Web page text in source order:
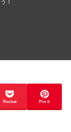
Pocket Pin it